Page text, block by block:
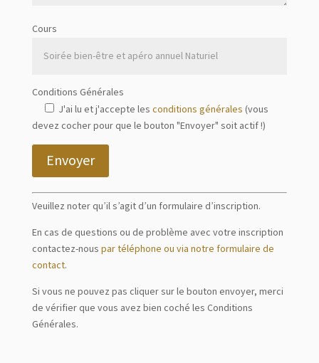
Cours
Conditions Générales
J'ai lu et j'accepte les conditions générales (vous
devez cocher pour que le bouton "Envoyer" soit actif !)
Envoyer
Veuillez noter qu’il s’agit d’un formulaire d’inscription.
En cas de questions ou de problème avec votre inscription
contactez-nous par téléphone ou via notre formulaire de
contact.
Si vous ne pouvez pas cliquer sur le bouton envoyer, merci
de vérifier que vous avez bien coché les Conditions
Générales.